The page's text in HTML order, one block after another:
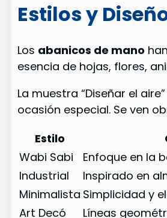
Estilos y
Los abanicos de mano
esencia de hojas, flores,
La muestra “Diseñar el
ocasión especial. Se ven
Estilo
Wabi Sabi
Enfoque en la
Industrial
Inspirado en
Minimalista Simplicidad y
Art Decó
Líneas